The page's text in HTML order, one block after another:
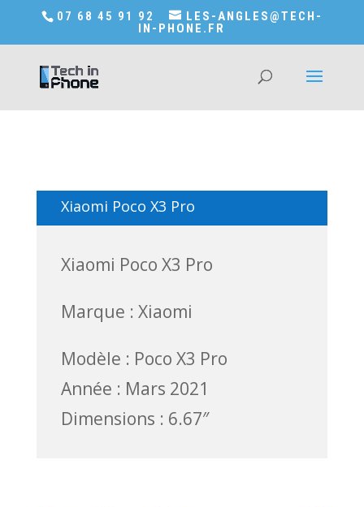
Accédez a Shop-in-tech-in-phone
07 68 45 91 92
LES-ANGLES@TECH-
IN-PHONE.FR
Xiaomi Poco X3 Pro
Xiaomi Poco X3 Pro
Marque : Xiaomi
Modèle : Poco X3 Pro
Année : Mars 2021
Dimensions : 6.67″